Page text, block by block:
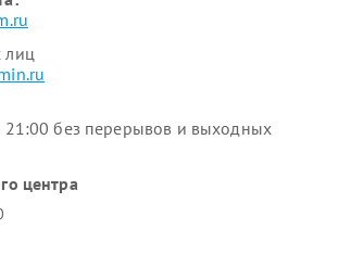
лиц
без перерывов и выходных
центра